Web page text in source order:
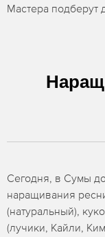
Мастера подберут
Сегодня, в Сумы
наращивания
(натуральный),
(лучики, Кайли,